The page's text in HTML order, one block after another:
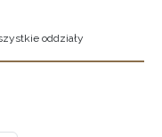
oddziały